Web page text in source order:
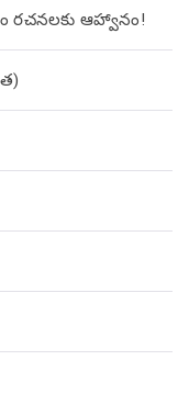
రచనలకు ఆహ్వానం!